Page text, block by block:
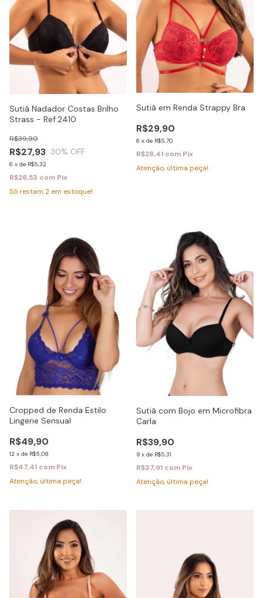
Sutiã Nadador Costas Brilho
Strass - Ref:2410
R$27,93
R$39,90
30% OFF
6 x de R$5,32
R$26,53 com Pix
Só restam 2 em estoque!
Sutiã em Renda Strappy Bra
R$29,90
6 x de R$5,70
R$28,41 com Pix
Atenção, última peça!
Cropped de Renda Estilo
Lingerie Sensual
R$49,90
12 x de R$5,08
R$47,41 com Pix
Atenção, última peça!
Sutiã com Bojo em Microfibra
Carla
R$39,90
9 x de R$5,31
R$37,91 com Pix
Atenção, última peça!